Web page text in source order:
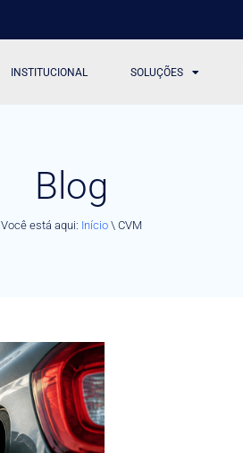
INSTITUCIONAL SOLUÇÕES
Blog
Você está aqui: Início \ CVM